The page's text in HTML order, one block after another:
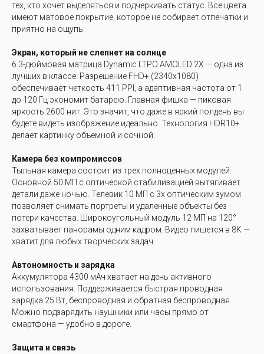
тех, кто хочет выделяться и подчеркивать статус. Все цвета
имеют матовое покрытие, которое не собирает отпечатки и
приятно на ощупь.
Экран, который не слепнет на солнце
6.3-дюймовая матрица Dynamic LTPO AMOLED 2X — одна из
лучших в классе. Разрешение FHD+ (2340x1080)
обеспечивает четкость 411 PPI, а адаптивная частота от 1
до 120 Гц экономит батарею. Главная фишка — пиковая
яркость 2600 нит. Это значит, что даже в яркий полдень вы
будете видеть изображение идеально. Технология HDR10+
делает картинку объемной и сочной.
Камера без компромиссов
Тыльная камера состоит из трех полноценных модулей.
Основной 50 МП с оптической стабилизацией вытягивает
детали даже ночью. Телевик 10 МП с 3x оптическим зумом
позволяет снимать портреты и удаленные объекты без
потери качества. Широкоугольный модуль 12 МП на 120°
захватывает панорамы одним кадром. Видео пишется в 8K —
хватит для любых творческих задач.
Автономность и зарядка
Аккумулятора 4300 мАч хватает на день активного
использования. Поддерживается быстрая проводная
зарядка 25 Вт, беспроводная и обратная беспроводная.
Можно подзарядить наушники или часы прямо от
смартфона — удобно в дороге.
Защита и связь